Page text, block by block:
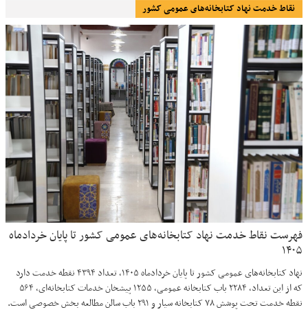
نقاط خدمت نهاد کتابخانه‌های عمومی کشور
فهرست نقاط خدمت نهاد کتابخانه‌های عمومی کشور تا پایان خردادماه
۱۴۰۵
نهاد کتابخانه‌های عمومی کشور تا پایان خردادماه ۱۴۰۵، تعداد ۴۳۹۴ نقطه خدمت دارد
که از این تعداد، ۲۲۸۴ باب کتابخانه عمومی، ۱۲۵۵ پیشخان خدمات کتابخانه‌ای، ۵۶۴
نقطه خدمت تحت پوشش ۷۸ کتابخانه سیار و ۲۹۱ باب سالن مطالعه بخش خصوصی است.